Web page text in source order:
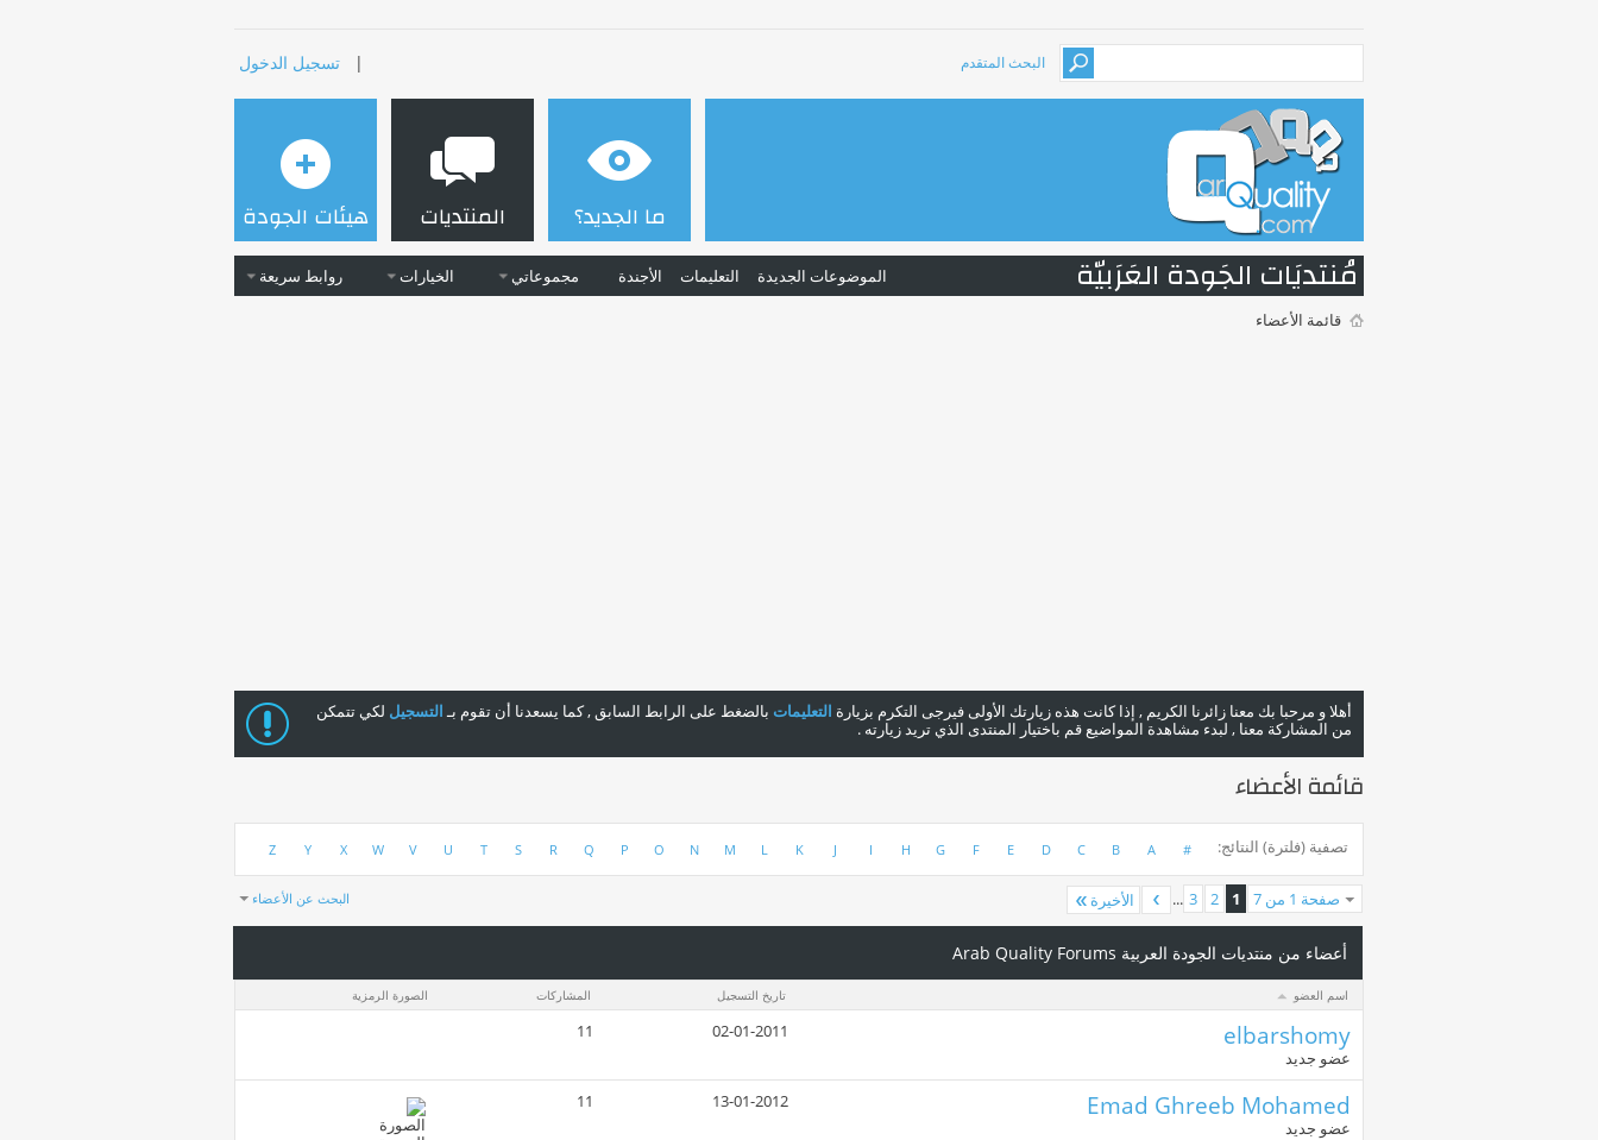
البحث المتقدم | تسجيل الدخول
ما الجديد؟ المنتديات
الموضوعات الجديدة التعليمات الأجندة مجموعاتي الخيارات روابط سريعة
هيئات الجودة
مُنتديَات الجَودة العَرَبيّة
قائمة الأعضاء
أهلا و مرحبا بك معنا زائرنا الكريم , إذا كانت هذه زيارتك الأولى فيرجى التكرم بزيارة التعليمات بالضغط على الرابط السابق , كما يسعدنا أن تقوم بـالتسجيل لكي تتمكن
من المشاركة معنا , لبدء مشاهدة المواضيع قم باختيار المنتدى الذي تريد زيارته .
قائمة الأعضاء
تصفية (فلترة) النتائج #
A
B
C
D
E
F
G
H
I
J
K
L
M
N
O
P
Q
R
S
T
U
V
W
X
Y
Z
صفحة 1 من 7 1
2
3
... الأخيرة البحث عن الأعضاء
أعضاء من منتديات الجودة العربية Arab Quality Forums
اسم العضو تاريخ التسجيل المشاركات الصورة الرمزية
elbarshomy
عضو جديد
02-01-2011
11
Emad Ghreeb Mohamed
عضو جديد
13-01-2012
11